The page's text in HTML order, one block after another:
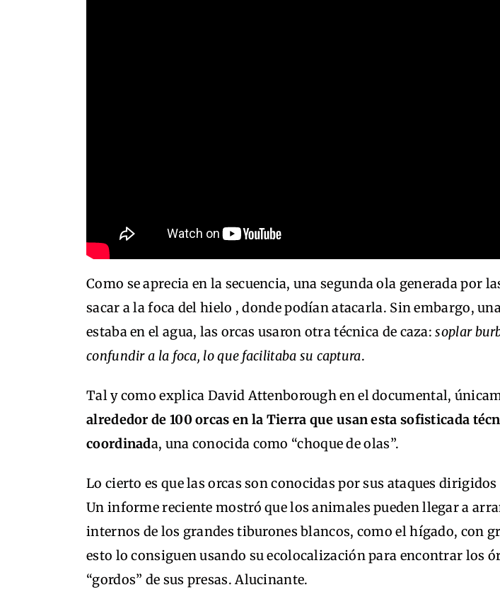
Como se aprecia en la secuencia, una segunda ola generada por
sacar a la foca del hielo , donde podían atacarla. Sin embargo,
estaba en el agua, las orcas usaron otra técnica de caza: soplar
confundir a la foca, lo que facilitaba su captura.
Tal y como explica David Attenborough en el documental,
alrededor de 100 orcas en la Tierra que usan esta sofisticada
coordinada, una conocida como “choque de olas”.
Lo cierto es que las orcas son conocidas por sus ataques dirigidos
Un informe reciente mostró que los animales pueden llegar a
internos de los grandes tiburones blancos, como el hígado, con
esto lo consiguen usando su ecolocalización para encontrar los
“gordos” de sus presas. Alucinante.